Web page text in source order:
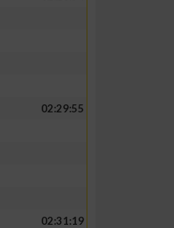
02:29:55
02:31:19